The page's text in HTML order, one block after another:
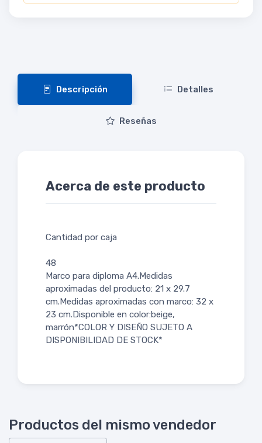
Descripción Detalles
Reseñas
Acerca de este producto
Cantidad por caja
48
Marco para diploma A4.Medidas
aproximadas del producto: 21 x 29.7
cm.Medidas aproximadas con marco: 32 x
23 cm.Disponible en color:beige,
marrón*COLOR Y DISEÑO SUJETO A
DISPONIBILIDAD DE STOCK*
Productos del mismo vendedor